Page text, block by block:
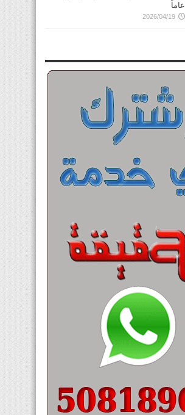
عاماً
2026/04/19